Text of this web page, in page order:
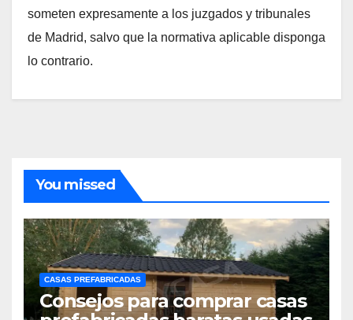
someten expresamente a los juzgados y tribunales
de Madrid, salvo que la normativa aplicable disponga
lo contrario.
You missed
CASAS PREFABRICADAS
Consejos para comprar casas